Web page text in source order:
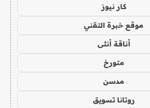
كار نيوز
موقع خبرة التقني
أناقة أنثى
متورخ
مدسن
روتانا تسويق